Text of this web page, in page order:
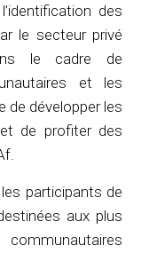
des
le secteur privé
le cadre de
et les
de développer les
de profiter des
participants de
aux plus